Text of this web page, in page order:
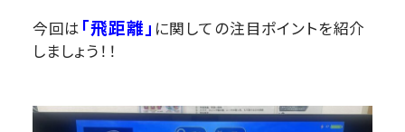
今回は 「飛距離」 に関しての注目ポイントを紹介
しましょう！！